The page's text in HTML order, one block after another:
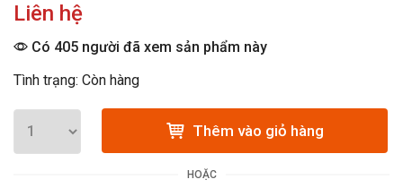
Liên hệ
Có 405 người đã xem sản phẩm này
Tình trạng: Còn hàng
Thêm vào giỏ hàng
HOẶC